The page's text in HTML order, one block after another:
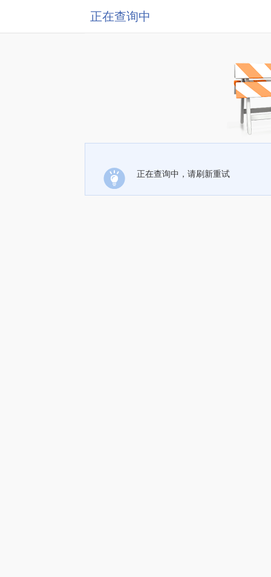
正在查询中
正在查询中，请刷新重试